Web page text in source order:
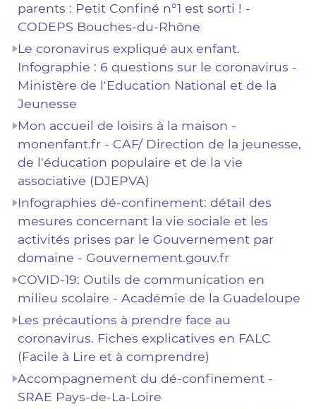
parents : Petit Confiné n°1 est sorti ! -
CODEPS Bouches-du-Rhône
Le coronavirus expliqué aux enfant.
Infographie : 6 questions sur le coronavirus -
Ministère de l'Education National et de la
Jeunesse
Mon accueil de loisirs à la maison -
monenfant.fr - CAF/ Direction de la jeunesse,
de l'éducation populaire et de la vie
associative (DJEPVA)
Infographies dé-confinement: détail des
mesures concernant la vie sociale et les
activités prises par le Gouvernement par
domaine - Gouvernement.gouv.fr
COVID-19: Outils de communication en
milieu scolaire - Académie de la Guadeloupe
Les précautions à prendre face au
coronavirus. Fiches explicatives en FALC
(Facile à Lire et à comprendre)
Accompagnement du dé-confinement -
SRAE Pays-de-La-Loire